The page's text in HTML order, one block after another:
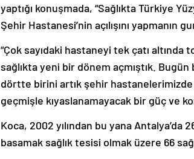
yaptığı konuşmada, “Sağlıkta Türkiye
Şehir Hastanesi’nin açılışını yapmanın
“Çok sayıdaki hastaneyi tek çatı
sağlıkta yeni bir dönem açmıştık. Bugün
dörtte birini artık şehir
geçmişle kıyaslanamayacak bir güç ve
Koca, 2002 yılından bu yana Antalya’da
basamak sağlık tesisi olmak üzere 66